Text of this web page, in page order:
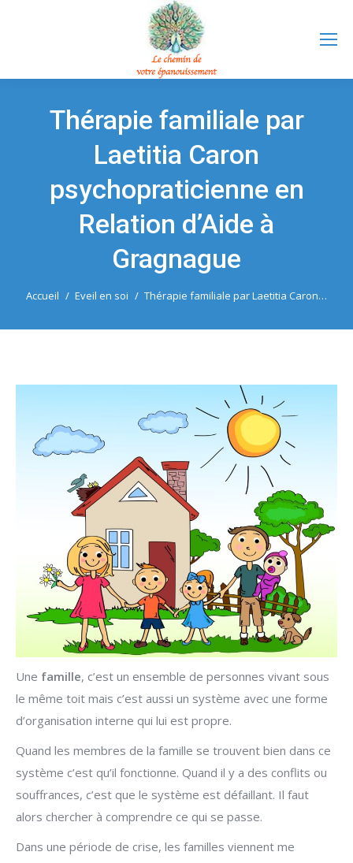
Thérapie familiale par
Laetitia Caron
psychopraticienne en
Relation d’Aide à
Gragnague
Vous êtes ici :
Accueil Eveil en soi Thérapie familiale par Laetitia Caron…
Une famille, c’est un ensemble de personnes vivant sous
le même toit mais c’est aussi un système avec une forme
d’organisation interne qui lui est propre.
Quand les membres de la famille se trouvent bien dans ce
système c’est qu’il fonctionne. Quand il y a des conflits ou
souffrances, c’est que le système est défaillant. Il faut
alors chercher à comprendre ce qui se passe.
Dans une période de crise, les familles viennent me